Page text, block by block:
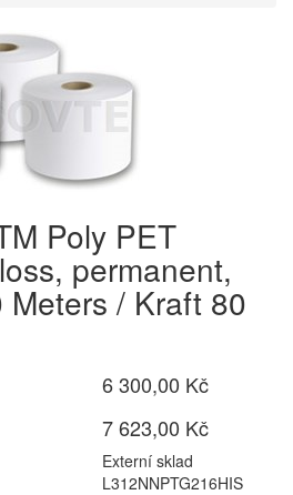
Poly PET
permanent,
Meters / Kraft 80
6 300,00 Kč
7 623,00 Kč
Externí sklad
L312NNPTG216HIS